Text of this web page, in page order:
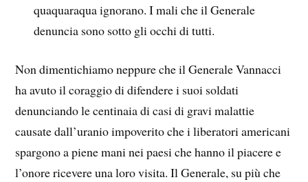
quaquaraqua ignorano. I mali che il Generale
denuncia sono sotto gli occhi di tutti.
Non dimentichiamo neppure che il Generale Vannacci
ha avuto il coraggio di difendere i suoi soldati
denunciando le centinaia di casi di gravi malattie
causate dall’uranio impoverito che i liberatori americani
spargono a piene mani nei paesi che hanno il piacere e
l’onore ricevere una loro visita. Il Generale, su più che